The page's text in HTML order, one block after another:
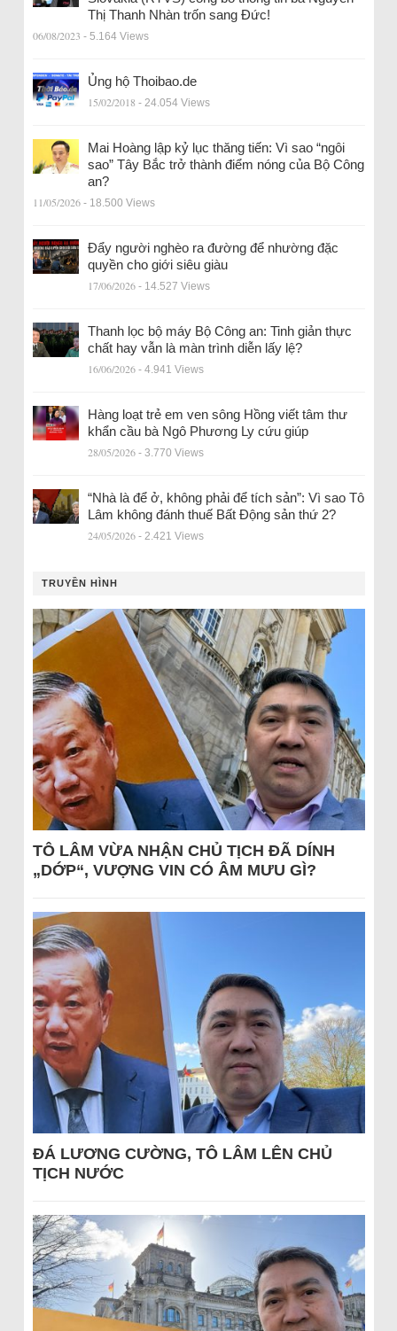
Thị Thanh Nhàn trốn sang Đức!
06/08/2023 - 5.164 Views
Ủng hộ Thoibao.de
15/02/2018 - 24.054 Views
Mai Hoàng lập kỷ lục thăng tiến: Vì sao “ngôi
sao” Tây Bắc trở thành điểm nóng của Bộ Công
an?
11/05/2026 - 18.500 Views
Đẩy người nghèo ra đường để nhường đặc
quyền cho giới siêu giàu
17/06/2026 - 14.527 Views
Thanh lọc bộ máy Bộ Công an: Tinh giản thực
chất hay vẫn là màn trình diễn lấy lệ?
16/06/2026 - 4.941 Views
Hàng loạt trẻ em ven sông Hồng viết tâm thư
khẩn cầu bà Ngô Phương Ly cứu giúp
28/05/2026 - 3.770 Views
“Nhà là để ở, không phải để tích sản”: Vì sao Tô
Lâm không đánh thuế Bất Động sản thứ 2?
24/05/2026 - 2.421 Views
TRUYỀN HÌNH
TÔ LÂM VỪA NHẬN CHỦ TỊCH ĐÃ DÍNH
„DỚP“, VƯỢNG VIN CÓ ÂM MƯU GÌ?
ĐÁ LƯƠNG CƯỜNG, TÔ LÂM LÊN CHỦ
TỊCH NƯỚC